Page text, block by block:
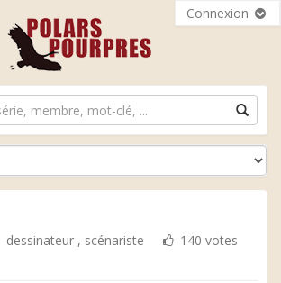
Connexion
dessinateur , scénariste 140 votes